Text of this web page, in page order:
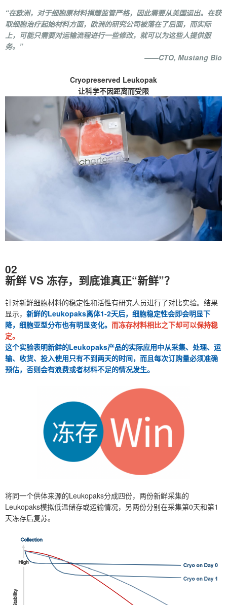
“在欧洲，对于细胞原材料捐赠监管严格，因此需要从美国运出。在获
取细胞治疗起始材料方面，欧洲的研究公司被落在了后面，而实际
上，可能只需要对运输流程进行一些修改，就可以为这些人提供服
务。”
——CTO, Mustang Bio
Cryopreserved Leukopak
让科学不因距离而受限
02
新鲜 VS 冻存，到底谁真正“新鲜”？
针对新鲜细胞材料的稳定性和活性有研究人员进行了对比实验。结果
显示， 新鲜的Leukopaks离体1-2天后，细胞稳定性会即会明显下
降，细胞亚型分布也有明显变化。 而冻存材料相比之下却可以保持稳
定。
这个实验表明新鲜的Leukopaks产品的实际应用中从采集、处理、运
输、收货、投入使用只有不到两天的时间，而且每次订购量必须准确
预估，否则会有浪费或者材料不足的情况发生。
将同一个供体来源的Leukopaks分成四份，两份新鲜采集的
Leukopaks模拟低温储存或运输情况，另两份分别在采集第0天和第1
天冻存后复苏。